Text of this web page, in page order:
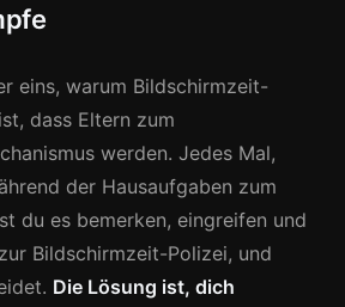
eins, warum Bildschirmzeit-
dass Eltern zum
werden. Jedes Mal,
der Hausaufgaben zum
du es bemerken, eingreifen und
Bildschirmzeit-Polizei, und
Die Lösung ist, dich